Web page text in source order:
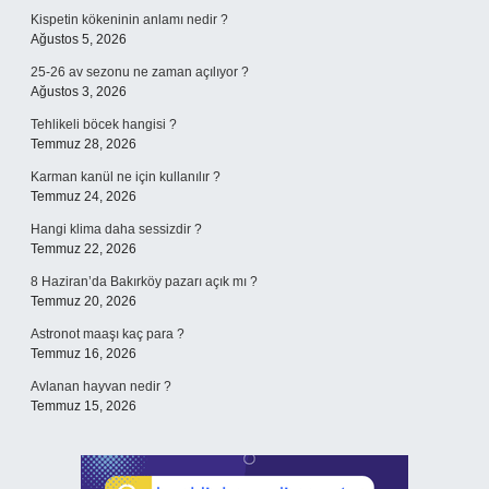
Kispetin kökeninin anlamı nedir ?
Ağustos 5, 2026
25-26 av sezonu ne zaman açılıyor ?
Ağustos 3, 2026
Tehlikeli böcek hangisi ?
Temmuz 28, 2026
Karman kanül ne için kullanılır ?
Temmuz 24, 2026
Hangi klima daha sessizdir ?
Temmuz 22, 2026
8 Haziran’da Bakırköy pazarı açık mı ?
Temmuz 20, 2026
Astronot maaşı kaç para ?
Temmuz 16, 2026
Avlanan hayvan nedir ?
Temmuz 15, 2026